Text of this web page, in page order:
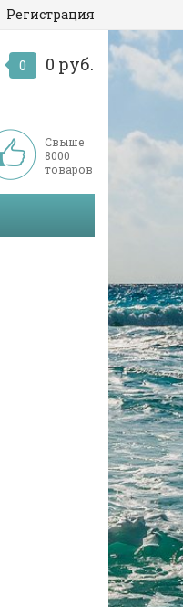
Регистрация
0 0 руб.
Свыше
8000
товаров